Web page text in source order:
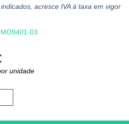
acresce IVA à taxa em vigor
03
unidade